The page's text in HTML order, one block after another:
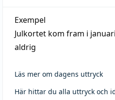
Exempel
Julkortet kom fram i
aldrig
Läs mer om dagens uttryck
Här hittar du alla uttryck och